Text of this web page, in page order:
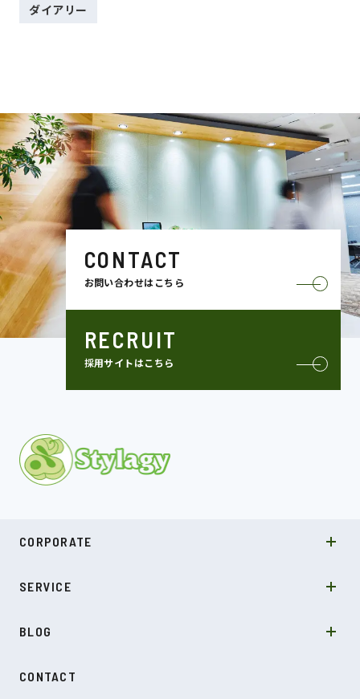
ダイアリー
CONTACT
お問い合わせはこちら
RECRUIT
採用サイトはこちら
CORPORATE
COMPANY
NEWS
SERVICE
受託開発
BLOG
SDGs
CONTACT